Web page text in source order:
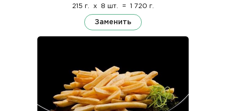
215 г. x 8 шт. = 1 720 г.
Заменить